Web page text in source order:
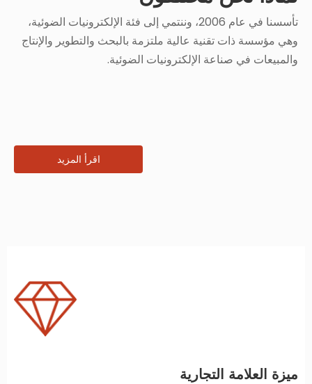
تأسسنا في عام 2006، وننتمي إلى فئة الإلكترونيات الضوئية،
وهي مؤسسة ذات تقنية عالية ملتزمة بالبحث والتطوير والإنتاج
والمبيعات في صناعة الإلكترونيات الضوئية.
اقرأ المزيد
ميزة العلامة التجارية